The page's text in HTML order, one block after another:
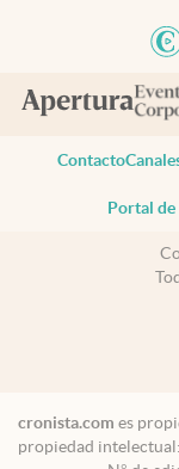
Contacto
Portal de
cronista.com es
propiedad